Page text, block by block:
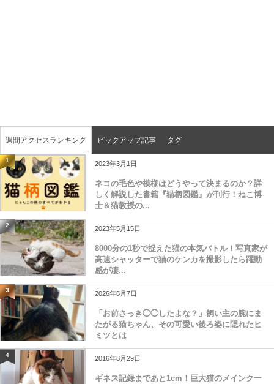
週間アクセスランキング ピックアップ記事 タグ
1 2023年3月1日
ネコの毛色や模様はどうやって決まるのか？詳
しく解説した書籍『猫柄図鑑』が刊行！ねこ博
士＆猫教授の...
2 2023年5月15日
8000分の1秒で捉えた猫の本気バトル！写真家が
高速シャッターで猫のケンカを撮影したら躍動
感が凄...
3 2026年8月7日
「お前さっき◯◯したよな？」飼い主の腕にま
たがる猫ちゃん、その可愛い後ろ姿に隠れたヒ
ミツとは
4 2016年8月29日
ギネス記録まであと1cm！巨大猫のメインクー